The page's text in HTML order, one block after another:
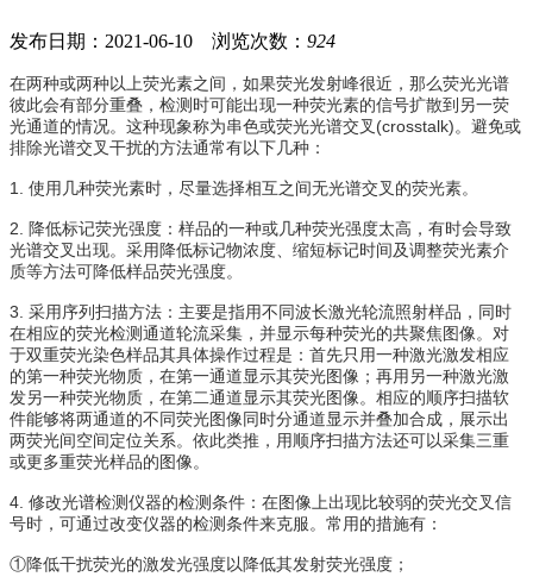
发布日期：2021-06-10 浏览次数： 924
在两种或两种以上荧光素之间，如果荧光发射峰很近，那么荧光光谱
彼此会有部分重叠，检测时可能出现一种荧光素的信号扩散到另一荧
光通道的情况。这种现象称为串色或荧光光谱交叉(crosstalk)。避免或
排除光谱交叉干扰的方法通常有以下几种：
1. 使用几种荧光素时，尽量选择相互之间无光谱交叉的荧光素。
2. 降低标记荧光强度：样品的一种或几种荧光强度太高，有时会导致
光谱交叉出现。采用降低标记物浓度、缩短标记时间及调整荧光素介
质等方法可降低样品荧光强度。
3. 采用序列扫描方法：主要是指用不同波长激光轮流照射样品，同时
在相应的荧光检测通道轮流采集，并显示每种荧光的共聚焦图像。对
于双重荧光染色样品其具体操作过程是：首先只用一种激光激发相应
的第一种荧光物质，在第一通道显示其荧光图像；再用另一种激光激
发另一种荧光物质，在第二通道显示其荧光图像。相应的顺序扫描软
件能够将两通道的不同荧光图像同时分通道显示并叠加合成，展示出
两荧光间空间定位关系。依此类推，用顺序扫描方法还可以采集三重
或更多重荧光样品的图像。
4. 修改光谱检测仪器的检测条件：在图像上出现比较弱的荧光交叉信
号时，可通过改变仪器的检测条件来克服。常用的措施有：
①降低干扰荧光的激发光强度以降低其发射荧光强度；